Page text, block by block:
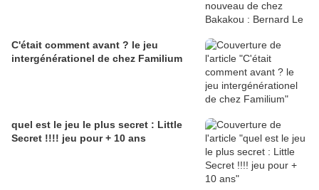
C'était comment avant ? le jeu
intergénérationel de chez Familium
quel est le jeu le plus secret : Little
Secret !!!! jeu pour + 10 ans